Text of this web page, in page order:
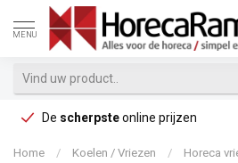
MENU
De scherpsteonline prijzen
Home / Koelen / Vriezen / Horeca